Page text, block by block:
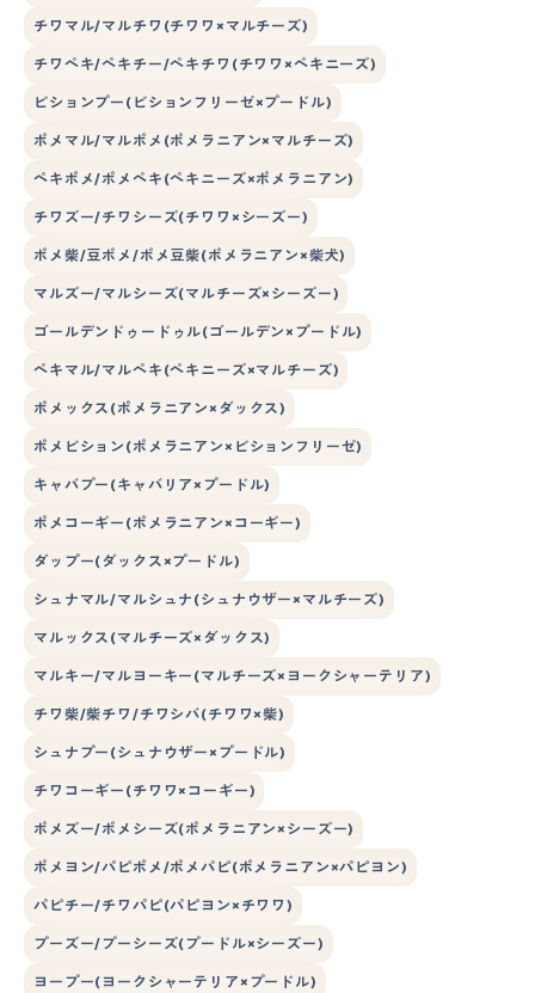
チワマル/マルチワ(チワワ×マルチーズ)
チワペキ/ペキチー/ペキチワ(チワワ×ペキニーズ)
ビションプー(ビションフリーゼ×プードル)
ポメマル/マルポメ(ポメラニアン×マルチーズ)
ペキポメ/ポメペキ(ペキニーズ×ポメラニアン)
チワズー/チワシーズ(チワワ×シーズー)
ポメ柴/豆ポメ/ポメ豆柴(ポメラニアン×柴犬)
マルズー/マルシーズ(マルチーズ×シーズー)
ゴールデンドゥードゥル(ゴールデン×プードル)
ペキマル/マルペキ(ペキニーズ×マルチーズ)
ポメックス(ポメラニアン×ダックス)
ポメビション(ポメラニアン×ビションフリーゼ)
キャバプー(キャバリア×プードル)
ポメコーギー(ポメラニアン×コーギー)
ダップー(ダックス×プードル)
シュナマル/マルシュナ(シュナウザー×マルチーズ)
マルックス(マルチーズ×ダックス)
マルキー/マルヨーキー(マルチーズ×ヨークシャーテリア)
チワ柴/柴チワ/チワシバ(チワワ×柴)
シュナプー(シュナウザー×プードル)
チワコーギー(チワワ×コーギー)
ポメズー/ポメシーズ(ポメラニアン×シーズー)
ポメヨン/パピポメ/ポメパピ(ポメラニアン×パピヨン)
パピチー/チワパピ(パピヨン×チワワ)
プーズー/プーシーズ(プードル×シーズー)
ヨープー(ヨークシャーテリア×プードル)